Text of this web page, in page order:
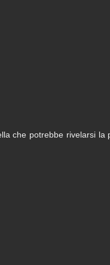
che potrebbe rivelarsi la